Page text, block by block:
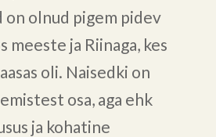
on olnud pigem pidev
meeste ja Riinaga, kes
oli. Naisedki on
osa, aga ehk
ja kohatine